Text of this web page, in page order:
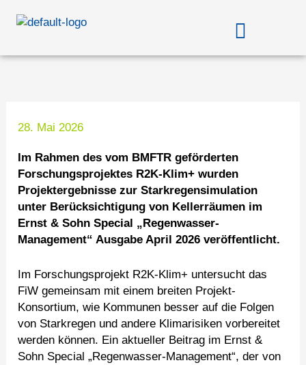
Inhalt
Menü
28. Mai 2026
Im Rahmen des vom BMFTR geförderten
Forschungsprojektes R2K-Klim+ wurden
Projektergebnisse zur Starkregensimulation
unter Berücksichtigung von Kellerräumen im
Ernst & Sohn Special „Regenwasser-
Management“ Ausgabe April 2026 veröffentlicht.
Im Forschungsprojekt R2K-Klim+ untersucht das
FiW gemeinsam mit einem breiten Projekt-
Konsortium, wie Kommunen besser auf die Folgen
von Starkregen und andere Klimarisiken vorbereitet
werden können. Ein aktueller Beitrag im Ernst &
Sohn Special „Regenwasser-Management“, der von